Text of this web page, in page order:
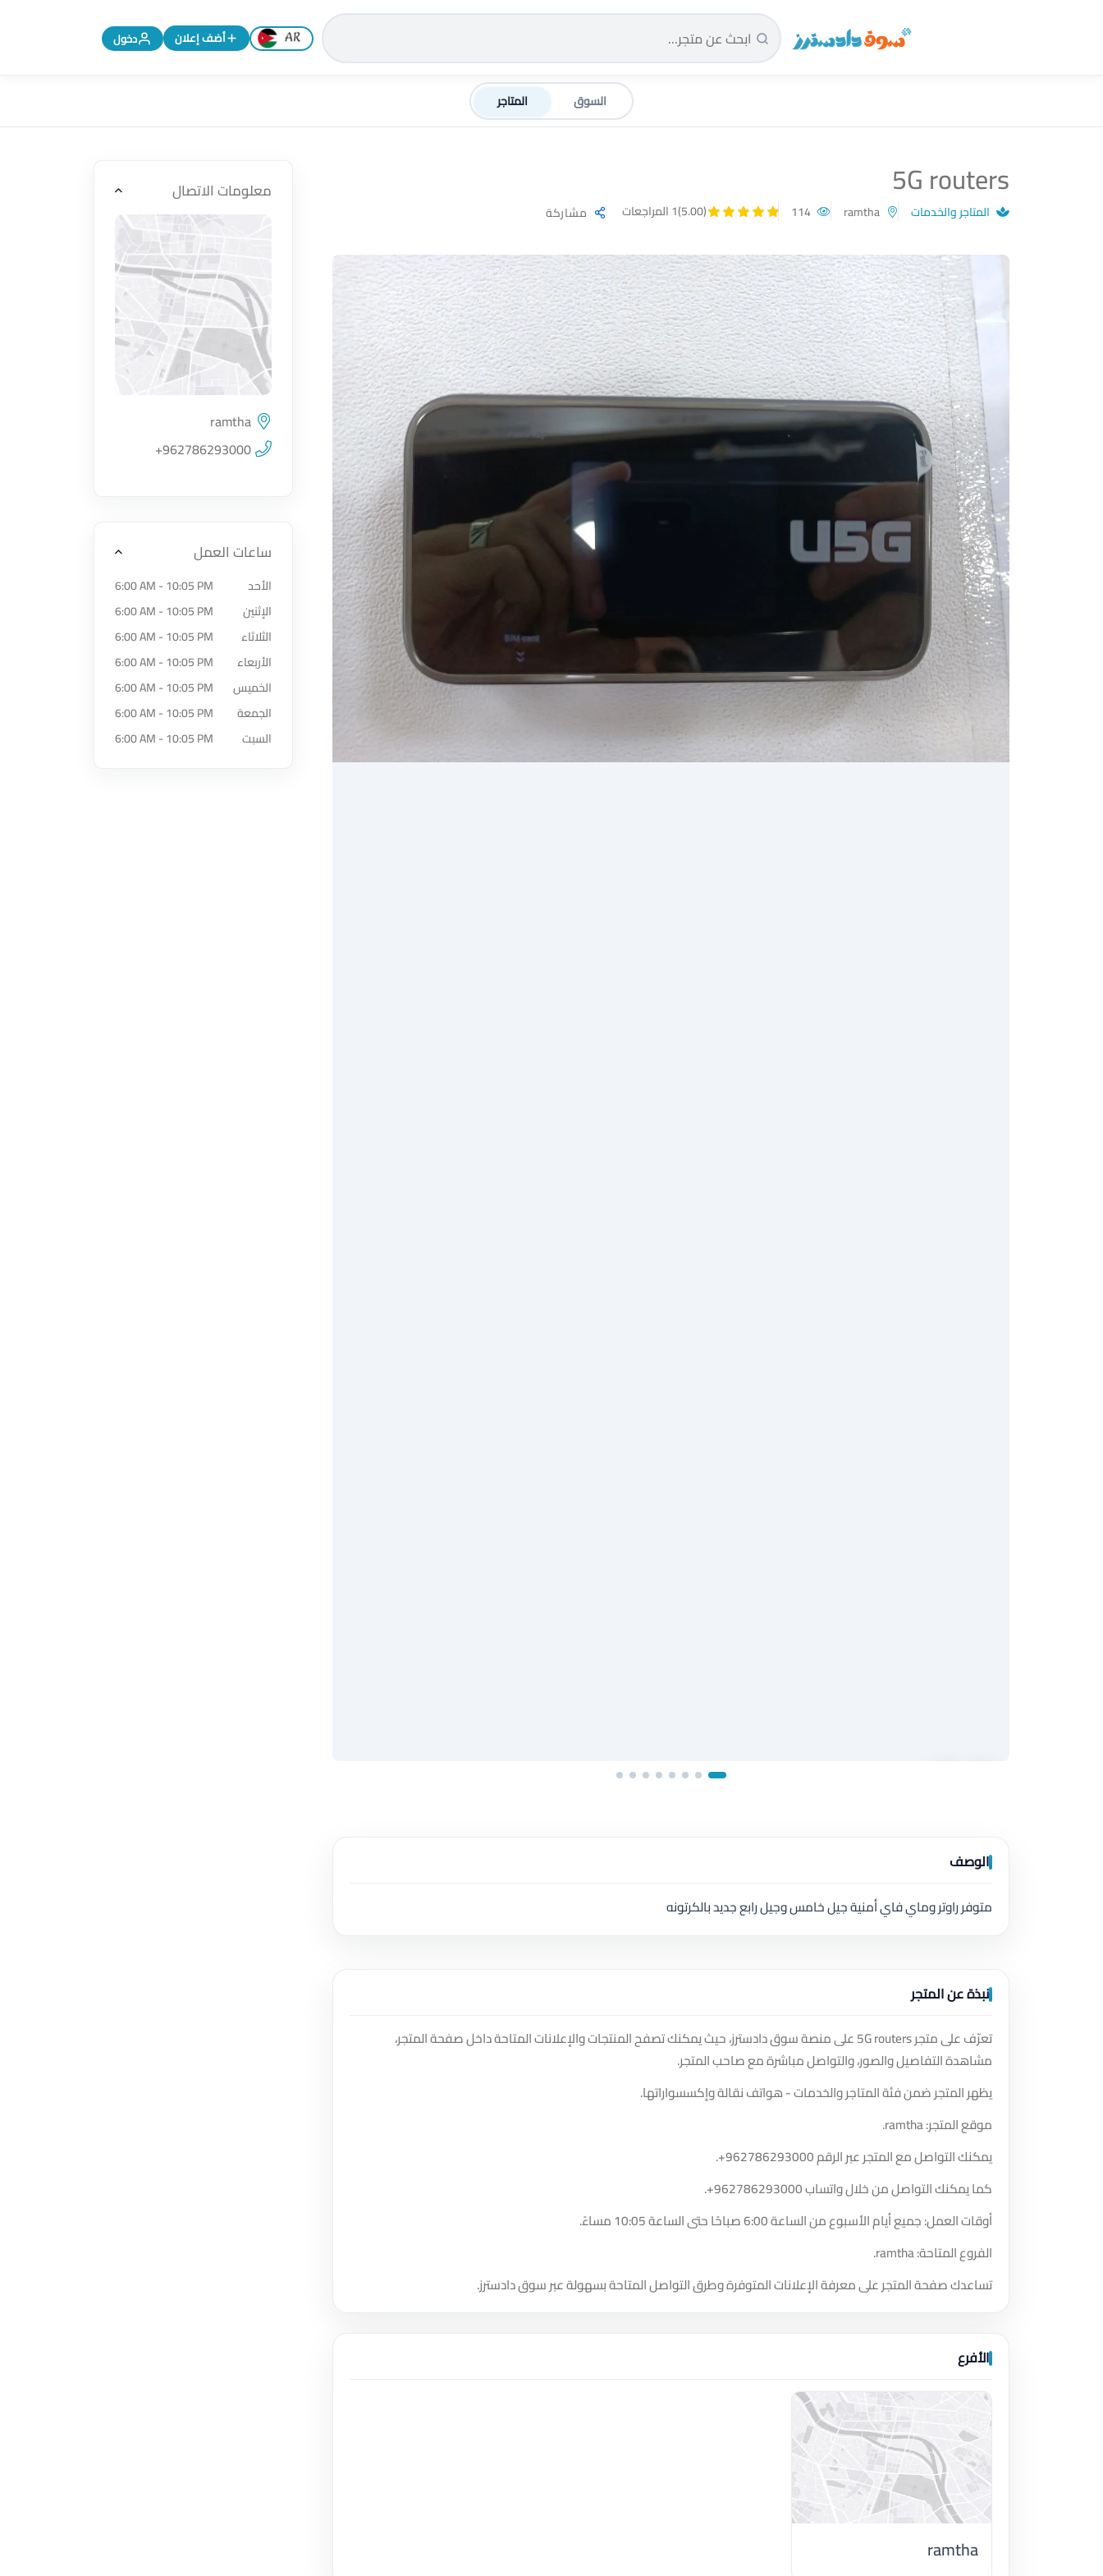
سوق دادسترز الرئيسية تغيير اللغة إلى الإنجليزية
أضف إعلان دخول
السوق المتاجر
5G routers
المتاجر والخدمات (5.00) 1 المراجعات مشاركة
الوصف
متوفر راوتر وماي فاي أمنية جيل خامس وجيل رابع جديد بالكرتونه
نبذة عن المتجر
تعرّف على متجر 5G routers على منصة سوق دادسترز، حيث يمكنك تصفح المنتجات والإعلانات المتاحة داخل صفحة المتجر،
مشاهدة التفاصيل والصور، والتواصل مباشرة مع صاحب المتجر.
يظهر المتجر ضمن فئة المتاجر والخدمات - هواتف نقالة وإكسسواراتها.
موقع المتجر: ramtha.
يمكنك التواصل مع المتجر عبر الرقم+962786293000
.
كما يمكنك التواصل من خلال واتساب+962786293000
.
أوقات العمل: جميع أيام الأسبوع من الساعة 6:00 صباحًا حتى الساعة 10:05 مساءً.
الفروع المتاحة: ramtha.
تساعدك صفحة المتجر على معرفة الإعلانات المتوفرة وطرق التواصل المتاحة بسهولة عبر سوق دادسترز.
الأفرع
ramtha
معلومات الاتصال
اضغط لتحميل الموقع
ramtha
+962786293000
ساعات العمل
الأحد
6:00 AM - 10:05 PM
الإثنين
6:00 AM - 10:05 PM
الثلاثاء
6:00 AM - 10:05 PM
الأربعاء
6:00 AM - 10:05 PM
الخميس
6:00 AM - 10:05 PM
الجمعة
6:00 AM - 10:05 PM
السبت
6:00 AM - 10:05 PM